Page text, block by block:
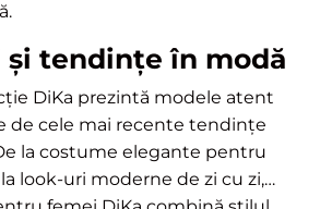
și tendințe în modă
DiKa prezintă modele atent
de cele mai recente tendințe
la costume elegante pentru
look-uri moderne de zi cu zi,